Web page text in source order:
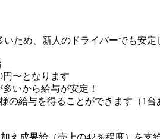
ため、新人のドライバーでも安定
円〜となります
いから給与が安定！
の給与を得ることができます（1台